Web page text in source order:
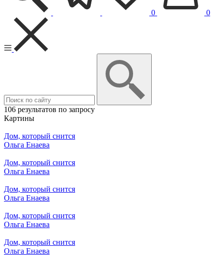
0 0
106 результатов по запросу
Картины
Дом, который снится
Ольга Енаева
Дом, который снится
Ольга Енаева
Дом, который снится
Ольга Енаева
Дом, который снится
Ольга Енаева
Дом, который снится
Ольга Енаева